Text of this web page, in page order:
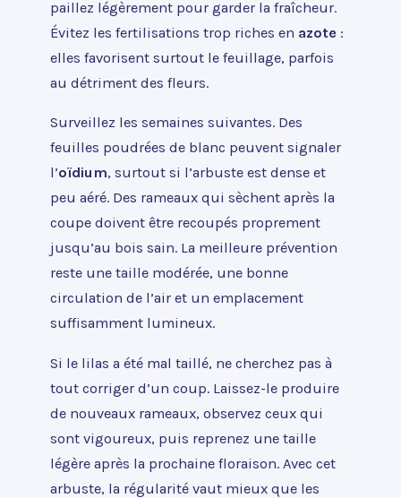
paillez légèrement pour garder la fraîcheur.
Évitez les fertilisations trop riches en azote :
elles favorisent surtout le feuillage, parfois
au détriment des fleurs.
Surveillez les semaines suivantes. Des
feuilles poudrées de blanc peuvent signaler
l’oïdium, surtout si l’arbuste est dense et
peu aéré. Des rameaux qui sèchent après la
coupe doivent être recoupés proprement
jusqu’au bois sain. La meilleure prévention
reste une taille modérée, une bonne
circulation de l’air et un emplacement
suffisamment lumineux.
Si le lilas a été mal taillé, ne cherchez pas à
tout corriger d’un coup. Laissez-le produire
de nouveaux rameaux, observez ceux qui
sont vigoureux, puis reprenez une taille
légère après la prochaine floraison. Avec cet
arbuste, la régularité vaut mieux que les